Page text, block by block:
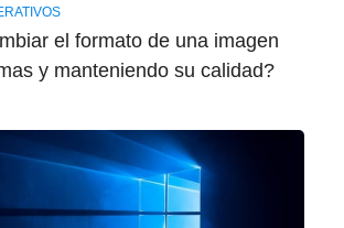
el formato de una imagen
y manteniendo su calidad?